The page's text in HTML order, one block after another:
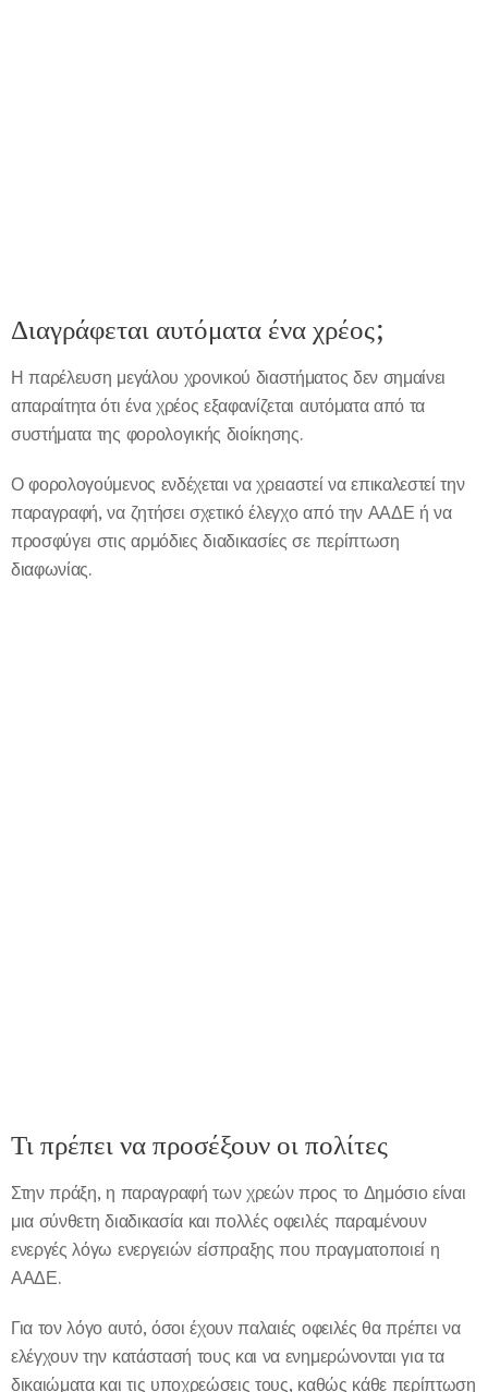
Διαγράφεται αυτόματα ένα χρέος;
Η παρέλευση μεγάλου χρονικού διαστήματος δεν σημαίνει
απαραίτητα ότι ένα χρέος εξαφανίζεται αυτόματα από τα
συστήματα της φορολογικής διοίκησης.
Ο φορολογούμενος ενδέχεται να χρειαστεί να επικαλεστεί την
παραγραφή, να ζητήσει σχετικό έλεγχο από την ΑΑΔΕ ή να
προσφύγει στις αρμόδιες διαδικασίες σε περίπτωση
διαφωνίας.
Τι πρέπει να προσέξουν οι πολίτες
Στην πράξη, η παραγραφή των χρεών προς το Δημόσιο είναι
μια σύνθετη διαδικασία και πολλές οφειλές παραμένουν
ενεργές λόγω ενεργειών είσπραξης που πραγματοποιεί η
ΑΑΔΕ.
Για τον λόγο αυτό, όσοι έχουν παλαιές οφειλές θα πρέπει να
ελέγχουν την κατάστασή τους και να ενημερώνονται για τα
δικαιώματα και τις υποχρεώσεις τους, καθώς κάθε περίπτωση